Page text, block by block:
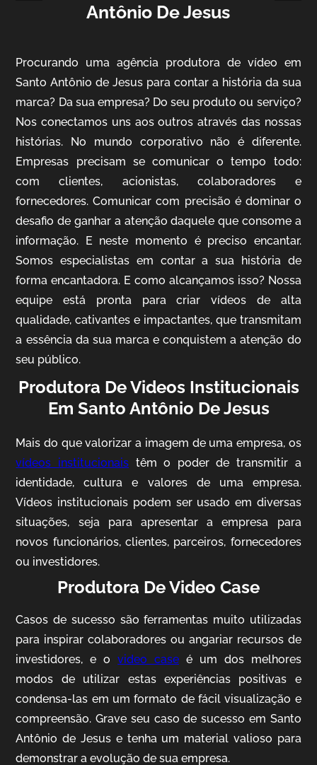
IQVIA
Cobertura de Eventos
Mosaic
Vídeo Case
Antônio De Jesus
Procurando uma agência produtora de vídeo em
Santo Antônio de Jesus para contar a história da sua
marca? Da sua empresa? Do seu produto ou serviço?
Nos conectamos uns aos outros através das nossas
histórias. No mundo corporativo não é diferente.
Empresas precisam se comunicar o tempo todo:
com clientes, acionistas, colaboradores e
fornecedores. Comunicar com precisão é dominar o
desafio de ganhar a atenção daquele que consome a
informação. E neste momento é preciso encantar.
Somos especialistas em contar a sua história de
forma encantadora. E como alcançamos isso? Nossa
equipe está pronta para criar vídeos de alta
qualidade, cativantes e impactantes, que transmitam
a essência da sua marca e conquistem a atenção do
seu público.
Produtora De Videos Institucionais
Em Santo Antônio De Jesus
Mais do que valorizar a imagem de uma empresa, os
vídeos institucionais têm o poder de transmitir a
identidade, cultura e valores de uma empresa.
Vídeos institucionais podem ser usado em diversas
situações, seja para apresentar a empresa para
novos funcionários, clientes, parceiros, fornecedores
ou investidores.
Produtora De Video Case
Casos de sucesso são ferramentas muito utilizadas
para inspirar colaboradores ou angariar recursos de
investidores, e ovideo case é um dos melhores
modos de utilizar estas experiências positivas e
condensa-las em um formato de fácil visualização e
compreensão. Grave seu caso de sucesso em Santo
Antônio de Jesus e tenha um material valioso para
demonstrar a evolução de sua empresa.